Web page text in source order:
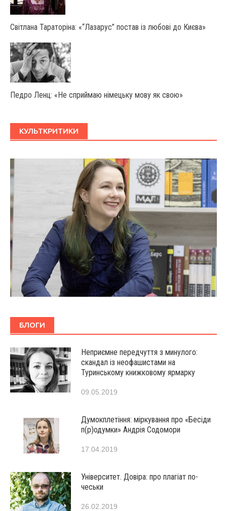
Світлана Тараторіна: «“Лазарус” постав із любові до Києва»
Педро Ленц: «Не сприймаю німецьку мову як свою»
КУЛЬТКРИТИКИ
БЛОГИ
Неприємне передчуття з минулого:
скандал із неофашистами на
Туринському книжковому ярмарку
09.05.2019
Думокплетіння: міркування про «Бесіди
п(р)одумки» Андрія Содомори
17.04.2019
Університет. Довіра: про плагіат по-
чеськи
26.02.2019